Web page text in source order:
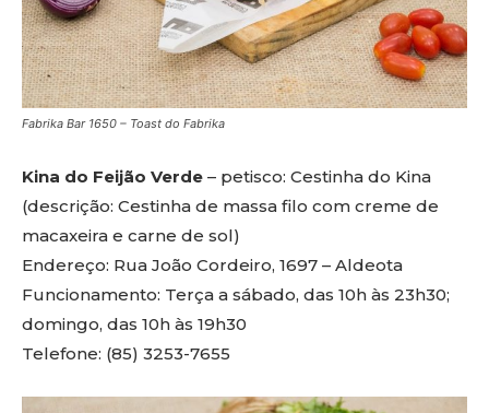
Fabrika Bar 1650 – Toast do Fabrika
Kina do Feijão Verde – petisco: Cestinha do Kina
(descrição: Cestinha de massa filo com creme de
macaxeira e carne de sol)
Endereço: Rua João Cordeiro, 1697 – Aldeota
Funcionamento: Terça a sábado, das 10h às 23h30;
domingo, das 10h às 19h30
Telefone: (85) 3253-7655